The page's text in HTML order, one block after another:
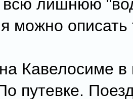
всю лишнюю
можно описать
Кавелосиме в
путевке.